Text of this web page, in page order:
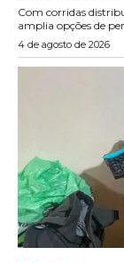
Com corridas
amplia opções de
4 de agosto de 2026